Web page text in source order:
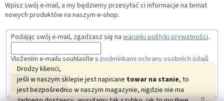
Drodzy klienci,
jeśli w naszym sklepie jest napisane towar na stanie, to
jest bezpośrednio w naszym magazynie, nigdzie nie ma
Wpisz swój e-mail, a my będziemy przesyłać ci informacje na temat
nowych produktów na naszym e-shop.
Podając swój e-mail, zgadzasz się na warunki polityki prywatności.
Vložením e-mailu souhlasíte s podmínkami ochrany osobních údajů
ZALOGUJ SIĘ